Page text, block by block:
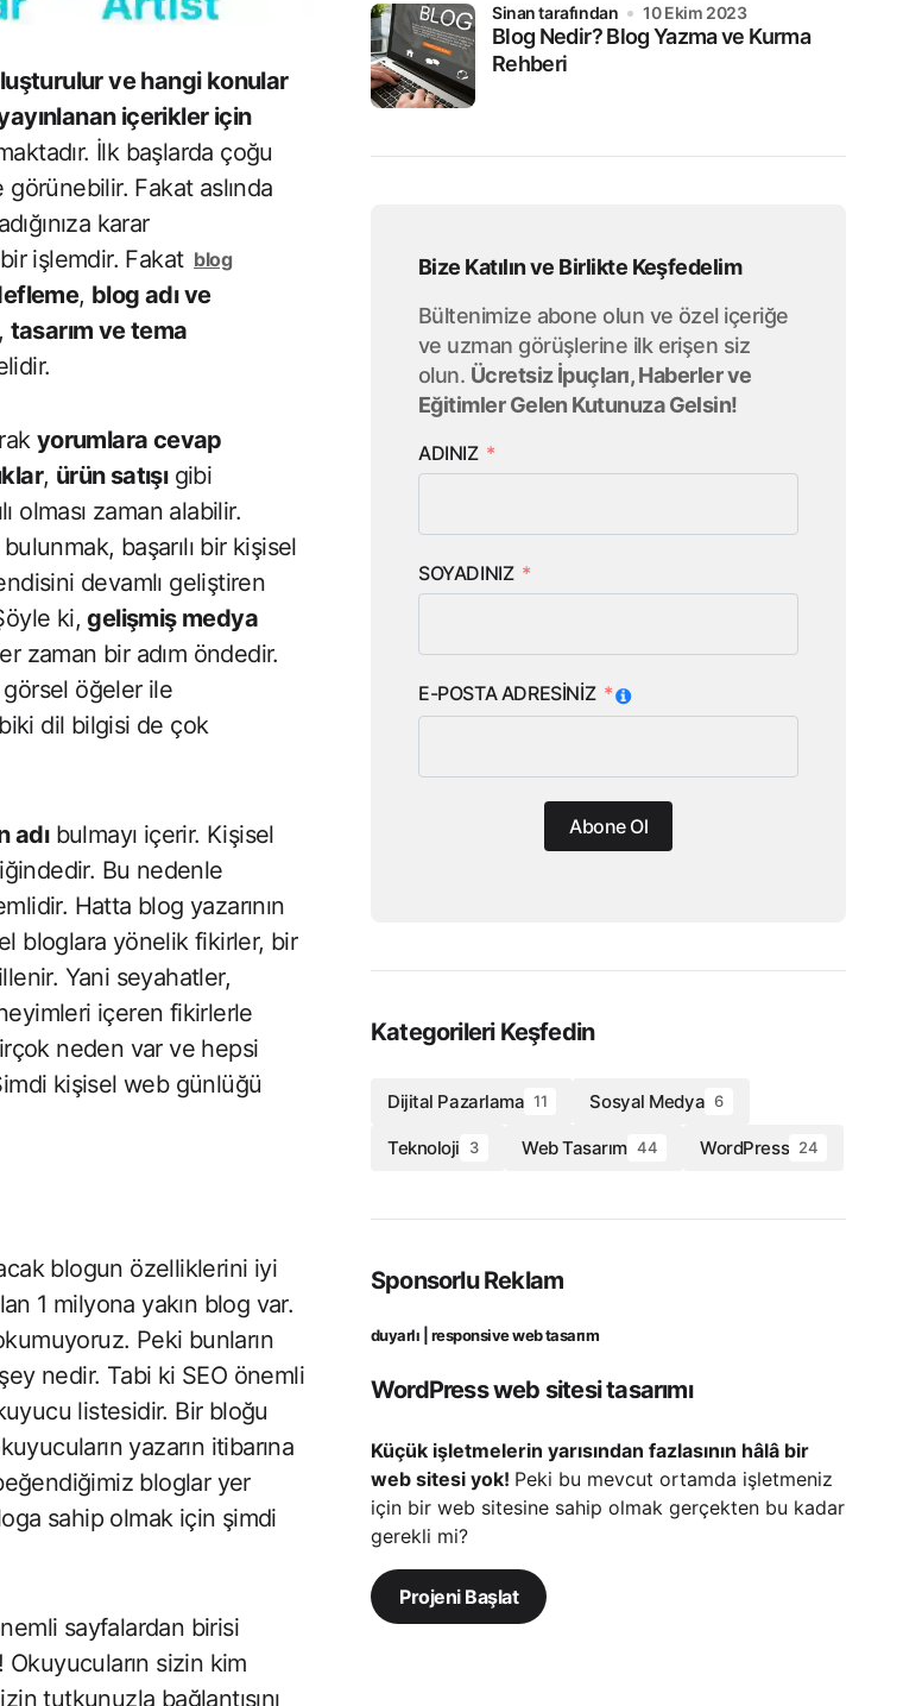
ve hangi konular
içerikler için
İlk başlarda çoğu
Fakat aslında
karar
işlemdir. Fakat blog
, blog adı ve
tasarım ve tema
yorumlara cevap
, ürün satışıgibi
olması zaman alabilir.
başarılı bir kişisel
devamlı geliştiren
ki,gelişmiş medya
zaman bir adım öndedir.
öğeler ile
dil bilgisi de çok
adıbulmayı içerir. Kişisel
Bu nedenle
Hatta blog yazarının
bloglara yönelik fikirler, bir
Yani seyahatler,
içeren fikirlerle
neden var ve hepsi
kişisel web günlüğü
blogun özelliklerini iyi
1 milyona yakın blog var.
Peki bunların
nedir. Tabi ki SEO önemli
listesidir. Bir bloğu
yazarın itibarına
bloglar yer
sahip olmak için şimdi
sayfalardan birisi
Okuyucuların sizin kim
tutkunuzla bağlantısını
Blog Nedir? Blog Yazma ve Kurma
Rehberi
sinan tarafından 10 Ekim 2023
Bize Katılın ve Birlikte Keşfedelim
Bültenimize abone olun ve özel içeriğe
ve uzman görüşlerine ilk erişen siz
olun. Ücretsiz İpuçları, Haberler ve
Eğitimler Gelen Kutunuza Gelsin!
ADINIZ
SOYADINIZ
E-POSTA ADRESİNİZ
Abone Ol
Kategorileri Keşfedin
Dijital Pazarlama 11 Sosyal Medya 6
Teknoloji 3 Web Tasarım 44 WordPress 24
Sponsorlu Reklam
duyarlı | responsive web tasarım
WordPress web sitesi tasarımı
Küçük işletmelerin yarısından fazlasının hâlâ bir
web sitesi yok! Peki bu mevcut ortamda işletmeniz
için bir web sitesine sahip olmak gerçekten bu kadar
gerekli mi?
Projeni Başlat